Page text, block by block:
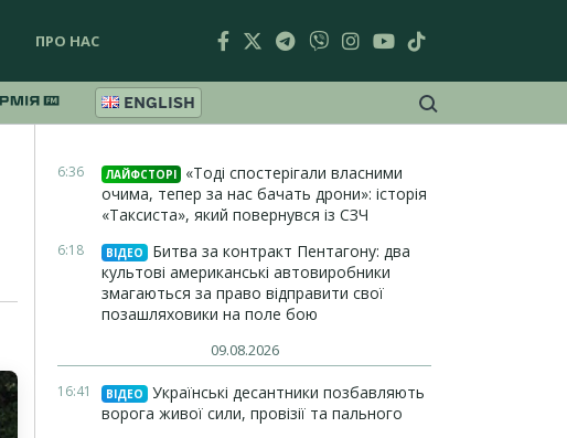
ПРО НАС
ENGLISH
6:36 ЛАЙФСТОРІ
«Тоді спостерігали власними
очима, тепер за нас бачать дрони»: історія
«Таксиста», який повернувся із СЗЧ
6:18 ВІДЕО
Битва за контракт Пентагону: два
культові американські автовиробники
змагаються за право відправити свої
позашляховики на поле бою
09.08.2026
16:41 ВІДЕО
Українські десантники позбавляють
ворога живої сили, провізії та пального